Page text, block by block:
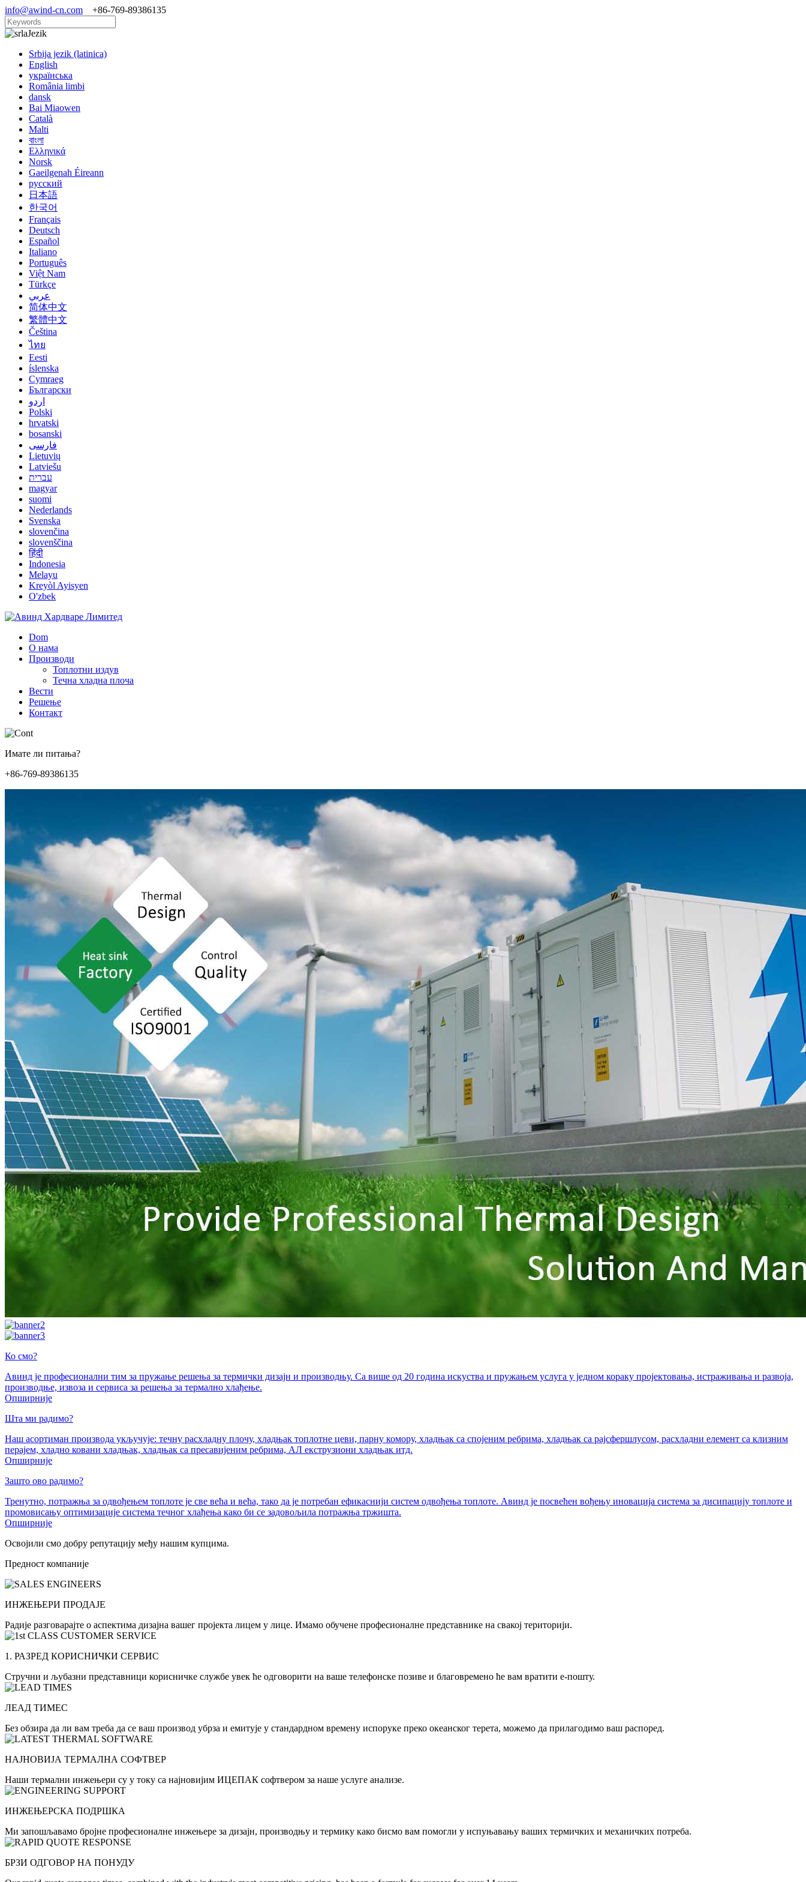
info@awind-cn.com +86-769-89386135
Jezik
Srbija jezik (latinica)
English
українська
România limbi
dansk
Bai Miaowen
Català
Malti
বাংলা
Ελληνικά
Norsk
Gaeilgenah Éireann
русский
日本語
한국어
Français
Deutsch
Español
Italiano
Português
Việt Nam
Türkçe
عربي
简体中文
繁體中文
Čeština
ไทย
Eesti
íslenska
Cymraeg
Български
اردو
Polski
hrvatski
bosanski
فارسی
Lietuvių
Latviešu
עברית
magyar
suomi
Nederlands
Svenska
slovenčina
slovenščina
हिंदी
Indonesia
Melayu
Kreyòl Ayisyen
O'zbek
Dom
О нама
Производи
Топлотни издув
Течна хладна плоча
Вести
Решење
Контакт
Имате ли питања?
+86-769-89386135
Ко смо?
Авинд је професионални тим за пружање решења за термички дизајн и производњу. Са више од 20 година искуства и пружањем услуга у једном кораку пројектовања, истраживања и развоја,
производње, извоза и сервиса за решења за термално хлађење.
Опширније
Шта ми радимо?
Наш асортиман производа укључује: течну расхладну плочу, хладњак топлотне цеви, парну комору, хладњак са спојеним ребрима, хладњак са рајсфершлусом, расхладни елемент са клизним
перајем, хладно ковани хладњак, хладњак са пресавијеним ребрима, АЛ екструзиони хладњак итд.
Опширније
Зашто ово радимо?
Тренутно, потражња за одвођењем топлоте је све већа и већа, тако да је потребан ефикаснији систем одвођења топлоте. Авинд је посвећен вођењу иновација система за дисипацију топлоте и
промовисању оптимизације система течног хлађења како би се задовољила потражња тржишта.
Опширније
Освојили смо добру репутацију међу нашим купцима.
Предност компаније
ИНЖЕЊЕРИ ПРОДАЈЕ
Радије разговарајте о аспектима дизајна вашег пројекта лицем у лице. Имамо обучене професионалне представнике на свакој територији.
1. РАЗРЕД КОРИСНИЧКИ СЕРВИС
Стручни и љубазни представници корисничке службе увек ће одговорити на ваше телефонске позиве и благовремено ће вам вратити е-пошту.
ЛЕАД ТИМЕС
Без обзира да ли вам треба да се ваш производ убрза и емитује у стандардном времену испоруке преко океанског терета, можемо да прилагодимо ваш распоред.
НАЈНОВИЈА ТЕРМАЛНА СОФТВЕР
Наши термални инжењери су у току са најновијим ИЦЕПАК софтвером за наше услуге анализе.
ИНЖЕЊЕРСКА ПОДРШКА
Ми запошљавамо бројне професионалне инжењере за дизајн, производњу и термику како бисмо вам помогли у испуњавању ваших термичких и механичких потреба.
БРЗИ ОДГОВОР НА ПОНУДУ